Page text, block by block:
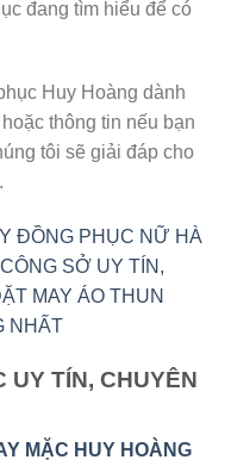
đang tìm hiểu để có
Huy Hoàng dành
thông tin nếu bạn
tôi sẽ giải đáp cho
ĐỒNG PHỤC NỮ HÀ
SỞ UY TÍN,
MAY ÁO THUN
NHẤT
UY TÍN, CHUYÊN
MẶC HUY HOÀNG